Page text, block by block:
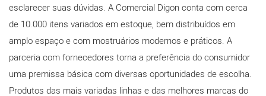
esclarecer suas dúvidas. A Comercial Digon conta com cerca
de 10.000 itens variados em estoque, bem distribuídos em
amplo espaço e com mostruários modernos e práticos. A
parceria com fornecedores torna a preferência do consumidor
uma premissa básica com diversas oportunidades de escolha.
Produtos das mais variadas linhas e das melhores marcas do